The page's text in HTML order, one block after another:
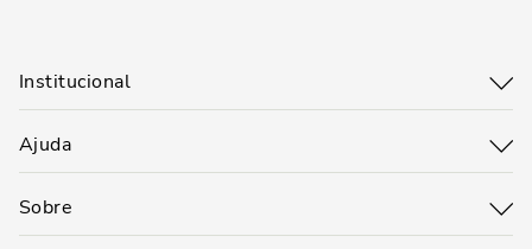
Institucional
Ajuda
Sobre